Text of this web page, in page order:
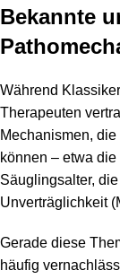
Bekannte
Während
Therapeuten
Mechanismen,
können – etwa
Säuglingsalter,
Unverträglichkeit
Gerade diese
häufig